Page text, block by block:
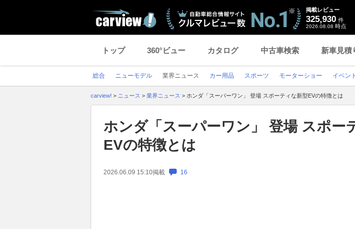
掲載レビュー
325,930 件
2026.08.08 時点
トップ 360°ビュー カタログ 中古車検索 新車見積
総合 ニューモデル 業界ニュース カー用品 スポーツ モーターショー イベント
carview! > ニュース > 業界ニュース > ホンダ「スーパーワン」 登場 スポーティな新型EVの特徴とは
ホンダ「スーパーワン」 登場 スポー
EVの特徴とは
2026.06.09 15:10掲載 16